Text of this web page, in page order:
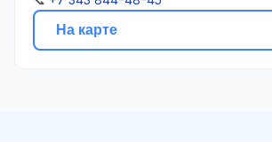
На карте